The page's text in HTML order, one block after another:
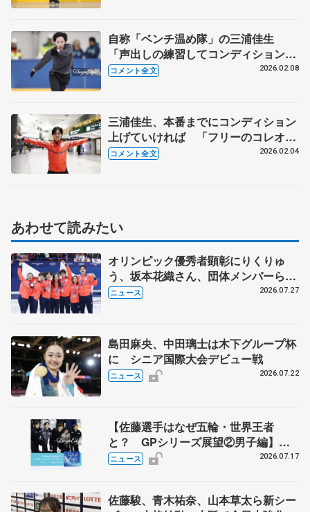
自称「ベンチ温め隊」の三浦佳生
「声出しの練習してコンディション整
える」 【8日公式練習後】
コメント全文 2026.02.08
三浦佳生、本番までにコンディション
上げていければ 「フリーのコレオを
変えた。一番曲を表現する部分だし」
コメント全文 2026.02.04
あわせて読みたい
オリンピック優秀者顕彰にりくりゅ
う、坂本花織さん、団体メンバーら
8月7日に文科省が表彰式、ブルーノ・
ニュース 2026.07.27
島田麻央、中田璃士は木下グループ杯
に シニア国際大会デビュー戦
ニュース 2026.07.22
【佐藤選手はなぜ五輪・世界王者
と？ GPシリーズ展望②男子編】
ポッドキャスト#73を配信
ニュース 2026.07.17
佐藤駿、青木祐奈、山本草太ら新シー